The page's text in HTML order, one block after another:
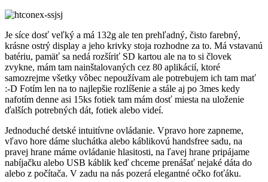
Je síce dosť veľký a má 132g ale ten prehľadný, čisto farebný,
krásne ostrý display a jeho krivky stoja rozhodne za to. Má vstavanú
batériu, pamäť sa nedá rozšíriť SD kartou ale na to si človek
zvykne, mám tam nainštalovaných cez 80 aplikácií, ktoré
samozrejme všetky vôbec nepoužívam ale potrebujem ich tam mať
:-D Fotím len na to najlepšie rozlíšenie a stále aj po 3mes kedy
nafotím denne asi 15ks fotiek tam mám dosť miesta na uloženie
ďalších potrebných dát, fotiek alebo videí.
Jednoduché detské intuitívne ovládanie. Vpravo hore zapneme,
vľavo hore dáme sluchátka alebo káblikovú handsfree sadu, na
pravej hrane máme ovládanie hlasitosti, na ľavej hrane pripájame
nabíjačku alebo USB káblik keď chceme prenášať nejaké dáta do
alebo z počítača. V zadu na nás pozerá elegantné očko foťáku.